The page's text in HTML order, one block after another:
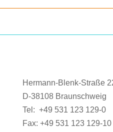
Hermann-Blenk-Straße
D-38108 Braunschweig
Tel: +49 531 123 129-0
Fax: +49 531 123 129-10